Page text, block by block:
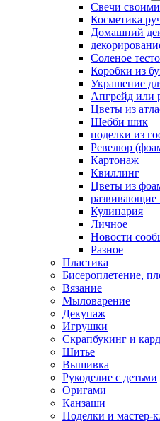
Свечи
Косметика
Домашний
Соленое тесто
Коробки из
Украшение
Апгрейд или
Цветы из
Шебби шик
поделки из
Ревелюр
Картонаж
Квиллинг
Цветы из
развивающие
Кулинария
Личное
Новости
Разное
Пластика
Бисероплетение,
Вязание
Мыловарение
Декупаж
Игрушки
Скрапбукинг и
Шитье
Вышивка
Рукоделие с детьми
Оригами
Канзаши
Поделки и мастер-